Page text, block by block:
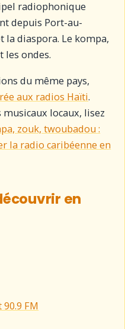
radiophonique
depuis Port-au-
la diaspora. Le kompa,
les ondes.
du même pays,
aux radios Haïti.
locaux, lisez
zouk, twoubadou :
la radio caribéenne en
en
FM